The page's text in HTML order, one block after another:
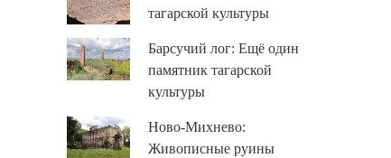
тагарской культуры
Барсучий лог: Ещё один
памятник тагарской
культуры
Ново-Михнево:
Живописные руины